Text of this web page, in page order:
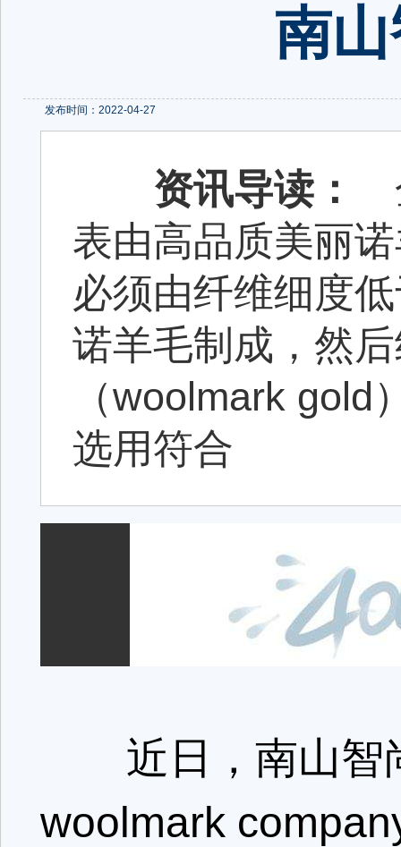
南
发布时间：2022-04-27
资讯导读：
表由高品质美丽
必须由纤维细度
诺羊毛制成，然
（woolmark
选用符合
近日，南山智
woolmark